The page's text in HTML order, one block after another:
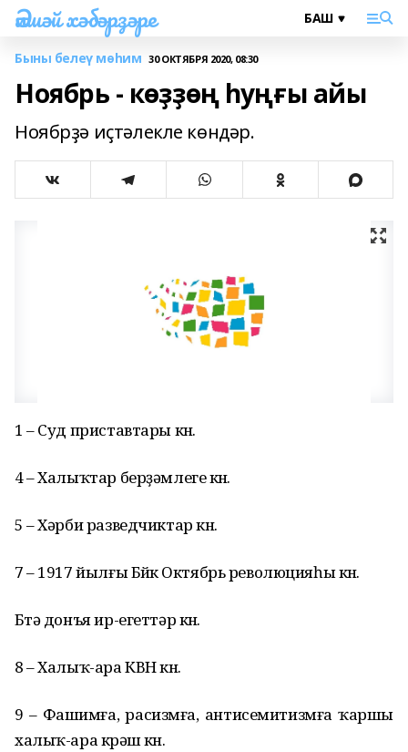
Әлшәй хәбәрҙәре
Быны белеү мөһим 30 ОКТЯБРЯ 2020, 08:30
Ноябрь - көҙҙөң һуңғы айы
Ноябрҙә иҫтәлекле көндәр.
1 – Суд приставтары көнө.
4 – Халыҡтар берҙәмлеге көнө.
5 – Хәрби разведчиктар көнө.
7 – 1917 йылғы Бөйөк Октябрь революцияһы көнө.
Бөтә донъя ир-егеттәр көнө.
8 – Халыҡ-ара КВН көнө.
9 – Фашимға, расизмға, антисемитизмға ҡаршы
халыҡ-ара көрәш көнө.